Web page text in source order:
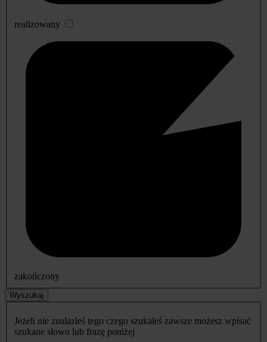
realizowany
zakończony
Wyszukaj
Jeżeli nie znalazłeś tego czego szukałeś zawsze możesz wpisać
szukane słowo lub frazę poniżej